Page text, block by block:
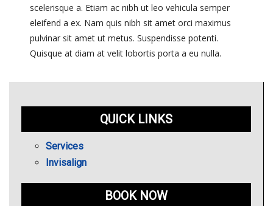
scelerisque a. Etiam ac nibh ut leo vehicula semper
eleifend a ex. Nam quis nibh sit amet orci maximus
pulvinar sit amet ut metus. Suspendisse potenti.
Quisque at diam at velit lobortis porta a eu nulla.
QUICK LINKS
Services
Invisalign
BOOK NOW